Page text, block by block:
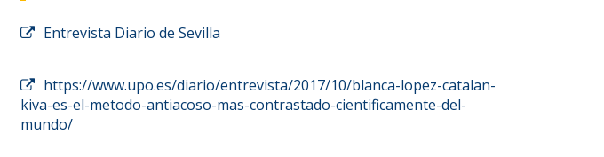
Entrevista Diario de Sevilla
https://www.upo.es/diario/entrevista/2017/10/blanca-lopez-catalan-
kiva-es-el-metodo-antiacoso-mas-contrastado-cientificamente-del-
mundo/